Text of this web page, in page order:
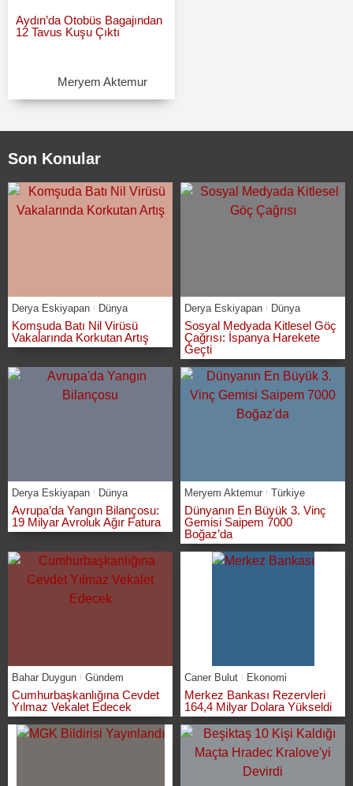
Aydın’da Otobüs Bagajından
12 Tavus Kuşu Çıktı
Meryem Aktemur
Son Konular
Derya Eskiyapan Dünya
Komşuda Batı Nil Virüsü
Vakalarında Korkutan Artış
Derya Eskiyapan Dünya
Sosyal Medyada Kitlesel Göç
Çağrısı: İspanya Harekete
Geçti
Derya Eskiyapan Dünya
Avrupa’da Yangın Bilançosu:
19 Milyar Avroluk Ağır Fatura
Meryem Aktemur Türkiye
Dünyanın En Büyük 3. Vinç
Gemisi Saipem 7000
Boğaz’da
Bahar Duygun Gündem
Cumhurbaşkanlığına Cevdet
Yılmaz Vekalet Edecek
Caner Bulut Ekonomi
Merkez Bankası Rezervleri
164,4 Milyar Dolara Yükseldi